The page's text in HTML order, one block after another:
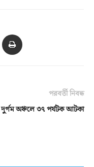
পরবর্তী নিবন্ধ
দুর্গম অঞ্চলে ৩৭ পর্যটক আটকা